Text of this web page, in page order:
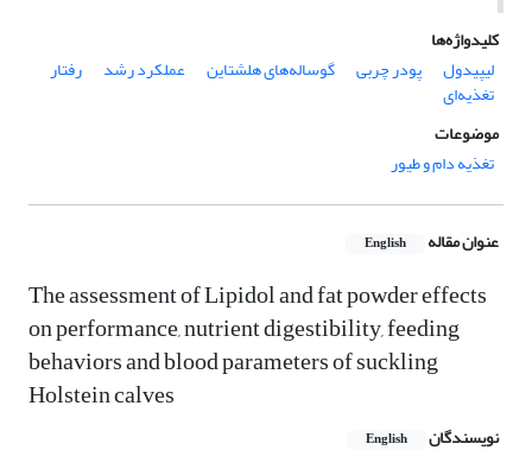
کلیدواژه‌ها
لیپیدول
پودر چربی گوساله‌های هلشتاین عملکرد رشد رفتار
تغذیه‌ای
موضوعات
تغذیه دام و طیور
عنوان مقاله English
The assessment of Lipidol and fat powder effects
on performance, nutrient digestibility, feeding
behaviors and blood parameters of suckling
Holstein calves
نویسندگان English